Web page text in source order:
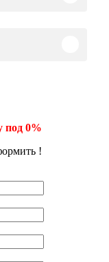
под 0%
!